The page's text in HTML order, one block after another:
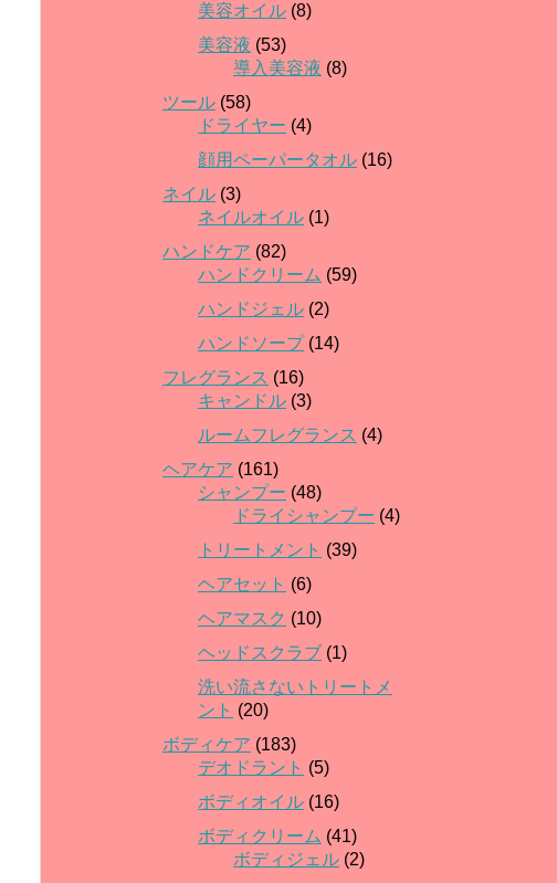
美容オイル (8)
美容液 (53)
導入美容液 (8)
ツール (58)
ドライヤー (4)
顔用ペーパータオル (16)
ネイル (3)
ネイルオイル (1)
ハンドケア (82)
ハンドクリーム (59)
ハンドジェル (2)
ハンドソープ(14)
フレグランス (16)
キャンドル (3)
ルームフレグランス (4)
ヘアケア (161)
シャンプー (48)
ドライシャンプー (4)
トリートメント (39)
ヘアセット (6)
ヘアマスク (10)
ヘッドスクラブ (1)
洗い流さないトリートメ
ント (20)
ボディケア (183)
デオドラント (5)
ボディオイル (16)
ボディクリーム (41)
ボディジェル (2)